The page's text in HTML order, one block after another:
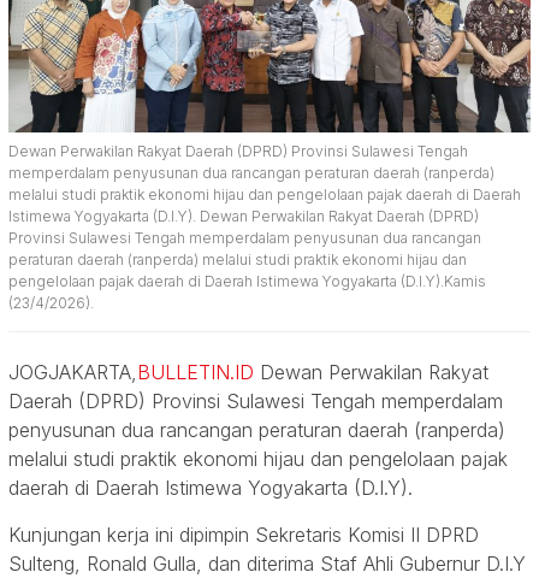
Dewan Perwakilan Rakyat Daerah (DPRD) Provinsi Sulawesi Tengah
memperdalam penyusunan dua rancangan peraturan daerah (ranperda)
melalui studi praktik ekonomi hijau dan pengelolaan pajak daerah di Daerah
Istimewa Yogyakarta (D.I.Y). Dewan Perwakilan Rakyat Daerah (DPRD)
Provinsi Sulawesi Tengah memperdalam penyusunan dua rancangan
peraturan daerah (ranperda) melalui studi praktik ekonomi hijau dan
pengelolaan pajak daerah di Daerah Istimewa Yogyakarta (D.I.Y).Kamis
(23/4/2026).
JOGJAKARTA, BULLETIN.ID Dewan Perwakilan Rakyat
Daerah (DPRD) Provinsi Sulawesi Tengah memperdalam
penyusunan dua rancangan peraturan daerah (ranperda)
melalui studi praktik ekonomi hijau dan pengelolaan pajak
daerah di Daerah Istimewa Yogyakarta (D.I.Y).
Kunjungan kerja ini dipimpin Sekretaris Komisi II DPRD
Sulteng, Ronald Gulla, dan diterima Staf Ahli Gubernur D.I.Y